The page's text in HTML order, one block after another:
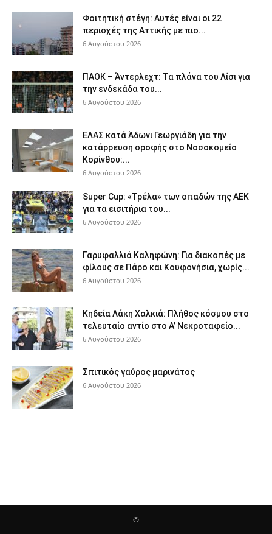
Φοιτητική στέγη: Aυτές είναι οι 22
περιοχές της Αττικής με πιο...
6 Αυγούστου 2026
ΠΑΟΚ – Άντερλεχτ: Τα πλάνα του Λίσι για
την ενδεκάδα του...
6 Αυγούστου 2026
ΕΛΑΣ κατά Άδωνι Γεωργιάδη για την
κατάρρευση οροφής στο Νοσοκομείο
Κορίνθου:...
6 Αυγούστου 2026
Super Cup: «Τρέλα» των οπαδών της ΑΕΚ
για τα εισιτήρια του...
6 Αυγούστου 2026
Γαρυφαλλιά Καληφώνη: Για διακοπές με
φίλους σε Πάρο και Κουφονήσια, χωρίς...
6 Αυγούστου 2026
Κηδεία Λάκη Χαλκιά: Πλήθος κόσμου στο
τελευταίο αντίο στο Α’ Νεκροταφείο...
6 Αυγούστου 2026
Σπιτικός γαύρος μαρινάτος
6 Αυγούστου 2026
©